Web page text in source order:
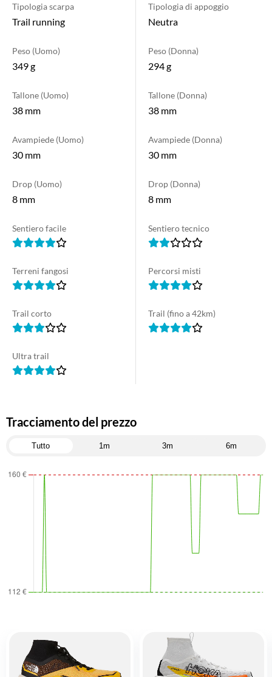
Tipologia scarpa
Trail running
Tipologia di appoggio
Neutra
Peso (Uomo)
349 g
Peso (Donna)
294 g
Tallone (Uomo)
38 mm
Tallone (Donna)
38 mm
Avampiede (Uomo)
30 mm
Avampiede (Donna)
30 mm
Drop (Uomo)
8 mm
Drop (Donna)
8 mm
Sentiero facile Sentiero tecnico
Terreni fangosi Percorsi misti
Trail corto Trail (fino a 42km)
Ultra trail
Tracciamento del prezzo
Tutto 1m 3m 6m